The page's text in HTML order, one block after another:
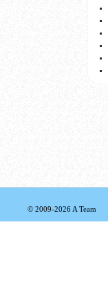
© 2009-2026 A Team